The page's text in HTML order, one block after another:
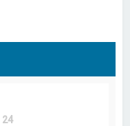
24